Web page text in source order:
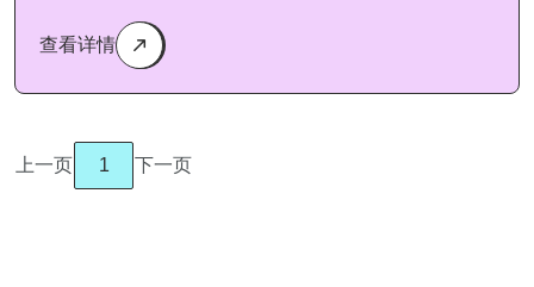
查看详情
上一页 1 下一页